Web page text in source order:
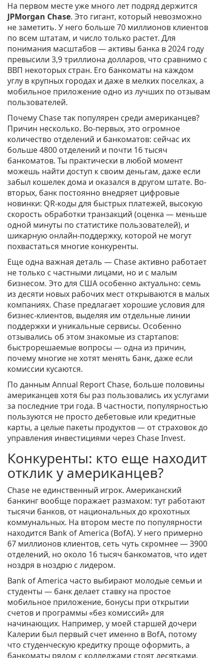
На первом месте уже много лет подряд держится
JPMorgan Chase. Это гигант, который невозможно
не заметить. У него больше 70 миллионов клиентов
по всем штатам, и число только растет. Для
понимания масштабов — активы банка в 2024 году
превысили 3,9 триллиона долларов, что сравнимо с
ВВП некоторых стран. Его банкоматы на каждом
углу в крупных городах и даже в мелких поселках, а
мобильное приложение одно из лучших по отзывам
пользователей.
Почему Chase так популярен среди американцев?
Причин несколько. Во-первых, это огромное
количество отделений и банкоматов: сейчас их
больше 4800 отделений и почти 16 тысяч
банкоматов. Ты практически в любой момент
можешь найти доступ к своим деньгам, даже если
забыл кошелек дома и оказался в другом штате. Во-
вторых, банк постоянно внедряет цифровые
новинки: QR-коды для быстрых платежей, высокую
скорость обработки транзакций (оценка — меньше
одной минуты по статистике пользователей), и
шикарную онлайн-поддержку, которой не могут
похвастаться многие конкуренты.
Еще одна важная деталь — Chase активно работает
не только с частными лицами, но и с малым
бизнесом. Это для США особенно актуально: семь
из десяти новых рабочих мест открываются в малых
компаниях. Chase предлагает хорошие условия для
бизнес-клиентов, выделяя им отдельные линии
поддержки и уникальные сервисы. Особенно
отзывались об этом знакомые из стартапов:
быстрорешаемые вопросы — одна из причин,
почему многие не хотят менять банк, даже если
комиссии кусаются.
По данным Annual Report Chase, больше половины
американцев хотя бы раз пользовались их услугами
за последние три года. В частности, популярностью
пользуются не просто дебетовые или кредитные
карты, а целые пакеты продуктов — от страховок до
управления инвестициями через Chase Invest.
Конкуренты: кто еще находит
отклик у американцев?
Chase не единственный игрок. Американский
банкинг вообще поражает размахом: тут работают
тысячи банков, от национальных до крохотных
коммунальных. На втором месте по популярности
находится Bank of America (BofA). У него примерно
67 миллионов клиентов, сеть чуть скромнее — 3900
отделений, но около 16 тысяч банкоматов, что идет
ноздря в ноздрю с лидером.
Bank of America часто выбирают молодые семьи и
студенты — банк делает ставку на простое
мобильное приложение, бонусы при открытии
счетов и программы «без комиссий» для
начинающих. Например, у моей старшей дочери
Калерии был первый счет именно в BofA, потому
что студенческую кредитку проще оформить, а
банкоматы рядом с колледжами стоят десятками.